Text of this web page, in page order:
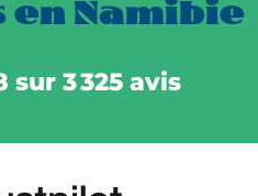
Namibie
sur 3 325 avis